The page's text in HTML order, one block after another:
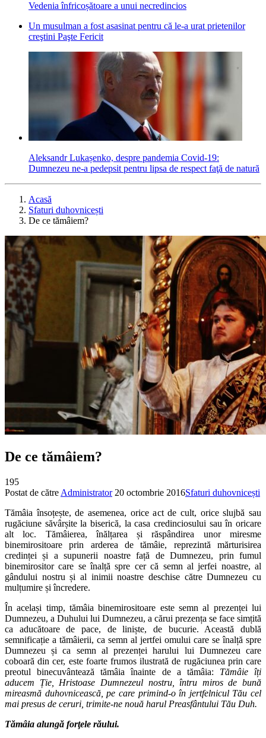
Vedenia înfricoșătoare a unui necredincios
Un musulman a fost asasinat pentru că le-a urat prietenilor
creştini Paşte Fericit
Aleksandr Lukașenko, despre pandemia Covid-19:
Dumnezeu ne-a pedepsit pentru lipsa de respect faţă de natură
Acasă
Sfaturi duhovnicești
De ce tămâiem?
De ce tămâiem?
195
Postat de către Administrator 20 octombrie 2016Sfaturi duhovnicești
Tămâia însoțește, de asemenea, orice act de cult, orice slujbă sau
rugăciune săvârșite la biserică, la casa credinciosului sau în oricare
alt loc. Tămâierea, înălțarea și răspândirea unor miresme
binemirositoare prin arderea de tămâie, reprezintă mărturisirea
credinței și a supunerii noastre față de Dumnezeu, prin fumul
binemirositor care se înalță spre cer că semn al jerfei noastre, al
gândului nostru și al inimii noastre deschise către Dumnezeu cu
mulțumire și încredere.
În același timp, tămâia binemirositoare este semn al prezenței lui
Dumnezeu, a Duhului lui Dumnezeu, a cărui prezența se face simțită
ca aducătoare de pace, de liniște, de bucurie. Această dublă
semnificație a tămâierii, ca semn al jertfei omului care se înalță spre
Dumnezeu și ca semn al prezenței harului lui Dumnezeu care
coboară din cer, este foarte frumos ilustrată de rugăciunea prin care
preotul binecuvântează tămâia înainte de a tămâia: Tămâie îți
aducem Ție, Hristoase Dumnezeul nostru, întru miros de bună
mireasmă duhovnicească, pe care primind-o în jertfelnicul Tău cel
mai presus de ceruri, trimite-ne nouă harul Preasfântului Tău Duh.
Tămâia alungă forţele răului.